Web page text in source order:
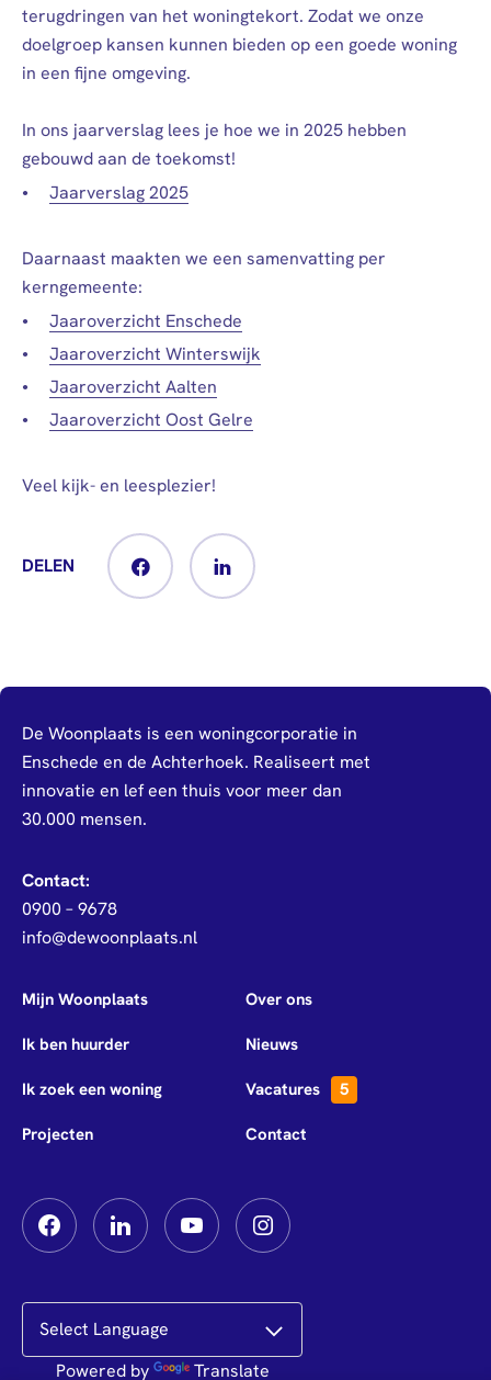
terugdringen van het woningtekort. Zodat we onze
doelgroep kansen kunnen bieden op een goede woning
in een fijne omgeving.
In ons jaarverslag lees je hoe we in 2025 hebben
gebouwd aan de toekomst!
Jaarverslag 2025
Daarnaast maakten we een samenvatting per
kerngemeente:
Jaaroverzicht Enschede
Jaaroverzicht Winterswijk
Jaaroverzicht Aalten
Jaaroverzicht Oost Gelre
Veel kijk- en leesplezier!
DELEN
De Woonplaats is een woningcorporatie in
Enschede en de Achterhoek. Realiseert met
innovatie en lef een thuis voor meer dan
30.000 mensen.
Contact:
0900 – 9678
info@dewoonplaats.nl
Mijn Woonplaats Over ons
Ik ben huurder Nieuws
Ik zoek een woning Vacatures 5
Projecten Contact
Powered by Translate